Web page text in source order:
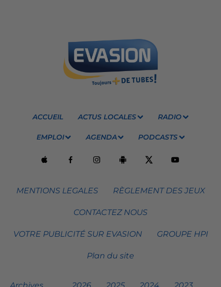
ACCUEIL ACTUS LOCALES RADIO
EMPLOI AGENDA PODCASTS
MENTIONS LEGALES RÈGLEMENT DES JEUX
CONTACTEZ NOUS
VOTRE PUBLICITÉ SUR EVASION GROUPE HPI
Plan du site